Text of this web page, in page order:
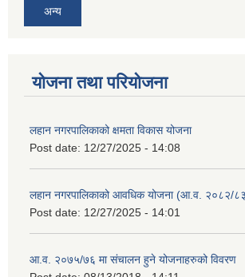
अन्य
योजना तथा परियोजना
लहान नगरपालिकाको क्षमता विकास योजना
Post date: 12/27/2025 - 14:08
लहान नगरपालिकाको आवधिक योजना (आ.व. २०८२/
Post date: 12/27/2025 - 14:01
आ.व. २०७५/७६ मा संचालन हुने योजनाहरुको विवरण